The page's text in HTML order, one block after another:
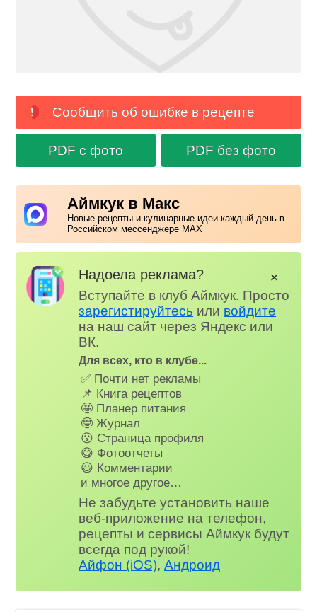
Сообщить об ошибке в рецепте
PDF с фото PDF без фото
Аймкук в Макс
Новые рецепты и кулинарные идеи каждый день в
Российском мессенджере MAX
Надоела реклама?
Вступайте в клуб Аймкук. Просто
зарегистируйтесь или войдите
на наш сайт через Яндекс или
ВК.
Для всех, кто в клубе...
✅ Почти нет рекламы
📌 Книга рецептов
🤩 Планер питания
🤓 Журнал
😗 Страница профиля
😋 Фотоотчеты
😃 Комментарии
и многое другое…
Не забудьте установить наше
веб-приложение на телефон,
рецепты и сервисы Аймкук будут
всегда под рукой!
Айфон (iOS),Андроид
✕